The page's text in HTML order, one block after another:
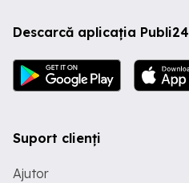
Descarcă aplicația Publi24
Suport clienți
Ajutor